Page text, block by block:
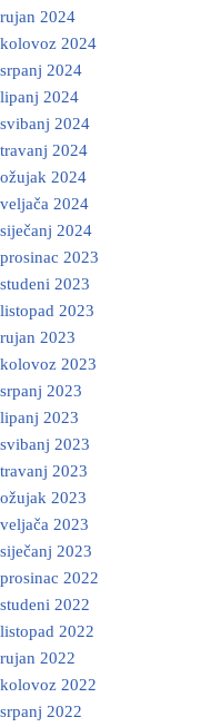
rujan 2024
kolovoz 2024
srpanj 2024
lipanj 2024
svibanj 2024
travanj 2024
ožujak 2024
veljača 2024
siječanj 2024
prosinac 2023
studeni 2023
listopad 2023
rujan 2023
kolovoz 2023
srpanj 2023
lipanj 2023
svibanj 2023
travanj 2023
ožujak 2023
veljača 2023
siječanj 2023
prosinac 2022
studeni 2022
listopad 2022
rujan 2022
kolovoz 2022
srpanj 2022